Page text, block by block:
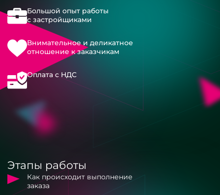
Большой опыт работы
с застройщиками
Внимательное и деликатное
отношение к заказчикам
Оплата с НДС
Этапы работы
Как происходит выполнение
заказа